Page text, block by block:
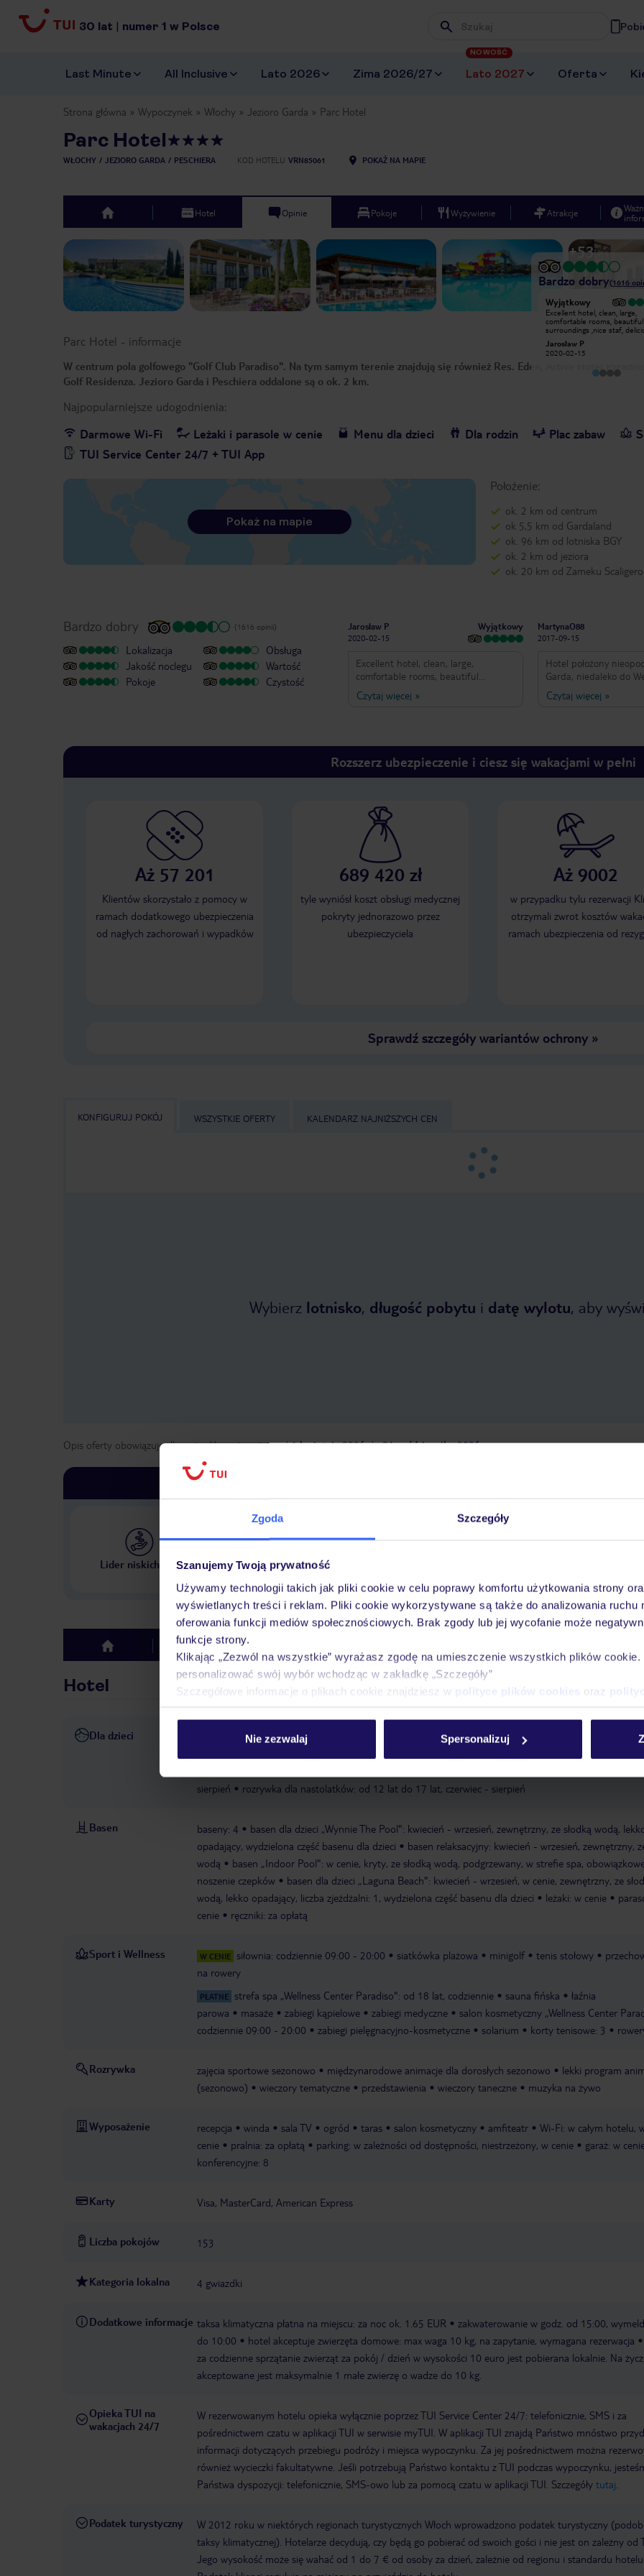
Zgoda Szczegóły
Szanujemy Twoją prywatność
Używamy technologii takich jak pliki cookie w celu poprawy komfortu użytkowania strony
wyświetlanych treści i reklam. Pliki cookie wykorzystywane są także do analizowania ruchu
oferowania funkcji mediów społecznościowych. Brak zgody lub jej wycofanie może
funkcje strony.
Klikając „Zezwól na wszystkie” wyrażasz zgodę na umieszczenie wszystkich plików
personalizować swój wybór wchodząc w zakładkę „Szczegóły”
Szczegółowe informacje o plikach cookie znajdziesz w polityce plików cookies oraz
Nie zezwalaj Spersonalizuj
30 lat | numer 1 w Polsce Wpisz frazę, której szukasz
Last Minute All Inclusive Lato 2026 Zima 2026/27 Lato 2027
NOWOŚĆ
Oferta
Strona główna Wypoczynek Włochy Jezioro Garda Parc Hotel
Parc Hotel
WŁOCHY JEZIORO GARDA PESCHIERA KOD HOTELU VRN85061 POKAŻ NA MAPIE
top Hotel Opinie Pokoje Wyżywienie Atrakcje
+53
Bardzo dobry(1616
Wyjątkowy
Hotel ładny na peryferiach z dużym
internetem . Śniadanie w postaci
stołu szwedzkiego z dużym wyborem
Wyjątkowy
Excellent hotel, clean, large,
comfortable rooms, beautiful
surroundings ,nice staf,
everyone. Świetny hotel,
duże i wygodne pokoje, dobra
niepełnosprawnych, piękna
Jarosław P
2020-02-15
Parc Hotel - informacje
W centrum pola golfowego "Golf Club Paradiso". Na tym samym terenie znajdują się również Res. Eden, Active Hotel Paradiso
Golf Residenza. Jezioro Garda i Peschiera oddalone są o ok. 2 km.
Najpopularniejsze udogodnienia:
Darmowe Wi-Fi
Leżaki i parasole w cenie Menu dla dzieci Dla rodzin Plac zabaw
TUI Service Center 24/7 + TUI App
Położenie:
ok. 2 km od centrum
ok 5,5 km od Gardaland
ok. 96 km od lotniska BGY
ok. 2 km od jeziora
ok. 20 km od Zameku Scaligero
Pokaż na mapie
Bardzo dobry (1616 opinii)
Lokalizacja
Jakość noclegu
Pokoje
Obsługa
Wartość
Czystość
Jarosław P
2020-02-15
Wyjątkowy
Excellent hotel, clean, large,
comfortable rooms, beautiful
surroundings ,nice staf, delicious
breakfasts. I recommend to
podziemny garaż gratis. chętnie tu
wrócę i rekomenduję każdemu.
Czytaj więcej »
MartynaO88
2017-09-15
Hotel położony
Garda, niedaleko do
co jest jego dużym
Zlokalizowany na
wygodne łóżko, sejf,
minibar, balkon z
Śniadania bardzo
daleko im od
oferujące niemalże
jednakże w średniej
mieści się basen kryty,
bar. Obsługa hotelowa
angielski, pomocna,
Czytaj więcej »
Rozszerz ubezpieczenie i ciesz się wakacjami w pełni
Aż 57 201
Klientów skorzystało z pomocy w
ramach dodatkowego ubezpieczenia
od nagłych zachorowań i wypadków
689 420 zł
tyle wyniósł koszt obsługi medycznej
pokryty jednorazowo przez
ubezpieczyciela
Aż 9002
w przypadku tylu rezerwacji
otrzymali zwrot kosztów
ramach ubezpieczenia od
Sprawdź szczegóły wariantów ochrony»
KONFIGURUJ POKÓJ WSZYSTKIE OFERTY KALENDARZ NAJNIŻSZYCH CEN
Wybierz lotnisko, długość pobytu i datę wylotu, aby
Opis oferty obowiązuje dla wyjazdów w terminie od 1 kwietnia 2026do31 października 2026
Lider niskich cen
Największe biuro podróży
w Polsce
top Hotel
Hotel
Dla dzieci łóżeczka dla dzieci/niemowląt: w cenie, rezerwacja wymagana krzesełko dla dzieci
klub dla dzieci/
sierpień
rozrywka dla nastolatków: od 12 lat do 17 lat, czerwiec - sierpień
Basen baseny: 4
basen dla dzieci „Wynnie The Pool": kwiecień - wrzesień, zewnętrzny, ze słodką wodą,
opadający, wydzielona część basenu dla dzieci
basen relaksacyjny: kwiecień - wrzesień, zewnętrzny,
wodą
basen „Indoor Pool": w cenie, kryty, ze słodką wodą, podgrzewany, w strefie spa,
noszenie czepków
basen dla dzieci „Laguna Beach": kwiecień - wrzesień, w cenie, zewnętrzny, ze
wodą, lekko opadający, liczba zjeżdżalni: 1, wydzielona część basenu dla dzieci
leżaki: w cenie
cenie
ręczniki: za opłatą
Sport i Wellness W CENIE siłownia: codziennie 09:00 - 20:00 siatkówka plażowa minigolf tenis stołowy
na rowery
PŁATNE strefa spa „Wellness Center Paradiso": od 18 lat, codziennie sauna fińska
łaźnia
parowa
masaże zabiegi kąpielowe zabiegi medyczne
salon kosmetyczny „Wellness Center
codziennie 09:00 - 20:00
zabiegi pielęgnacyjno-kosmetyczne solarium korty tenisowe: 3
Rozrywka zajęcia sportowe sezonowo międzynarodowe animacje dla dorosłych sezonowo
lekki program
(sezonowo)
wieczory tematyczne przedstawienia wieczory taneczne muzyka na żywo
Wyposażenie recepcja winda sala TV ogród taras salon kosmetyczny amfiteatr
Wi-Fi: w całym hotelu,
cenie
pralnia: za opłatą parking: w zależności od dostępności, niestrzeżony, w cenie garaż: w
konferencyjne: 8
Karty Visa, MasterCard, American Express
Liczba pokojów 153
Kategoria lokalna 4 gwiazdki
Dodatkowe informacje taksa klimatyczna płatna na miejscu: za noc ok. 1.65 EUR
zakwaterowanie w godz. od 15:00,
do 10:00
hotel akceptuje zwierzęta domowe: max waga 10 kg, na zapytanie, wymagana rezerwacja
za codzienne sprzątanie zwierząt za pokój / dzień w wysokości 10 euro jest pobierana lokalnie. Na
akceptowane jest maksymalnie 1 małe zwierzę o wadze do 10 kg.
Opieka TUI na
wakacjach 24/7
W rezerwowanym hotelu opieka wyłącznie poprzez TUI Service Center 24/7: telefonicznie, SMS i za
pośrednictwem czatu w aplikacji TUI w serwisie myTUI. W aplikacji TUI znajdą Państwo mnóstwo
informacji dotyczących przebiegu podróży i miejsca wypoczynku. Za jej pośrednictwem można
również wycieczki fakultatywne. Jeśli potrzebują Państwo kontaktu z TUI podczas wypoczynku,
Państwa dyspozycji: telefonicznie, SMS-owo lub za pomocą czatu w aplikacji TUI. Szczegóły tutaj
Podatek turystyczny
W 2012 roku w niektórych regionach turystycznych Włoch wprowadzono podatek turystyczny
taksy klimatycznej). Hotelarze decydują, czy będą go pobierać od swoich gości i nie jest on zależny od
Jego wysokość może się wahać od 1 do 7 € od osoby za dzień, zależnie od regionu i standardu hotelu.